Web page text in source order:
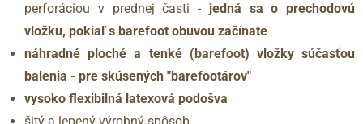
perforáciou v prednej časti - jedná sa o prechodovú
vložku, pokiaľ s barefoot obuvou začínate
náhradné ploché a tenké (barefoot) vložky súčasťou
balenia - pre skúsených "barefootárov"
vysoko flexibilná latexová podošva